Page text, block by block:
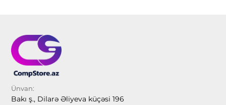
Ünvan:
Bakı ş., Dilarə Əliyeva küçəsi 196